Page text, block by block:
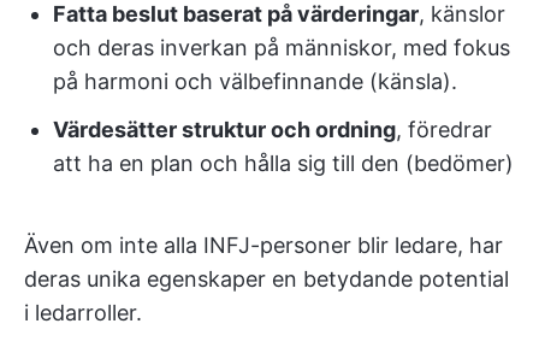
Fatta beslut baserat på värderingar, känslor
och deras inverkan på människor, med fokus
på harmoni och välbefinnande (känsla).
Värdesätter struktur och ordning, föredrar
att ha en plan och hålla sig till den (bedömer)
Även om inte alla INFJ-personer blir ledare, har
deras unika egenskaper en betydande potential
i ledarroller.